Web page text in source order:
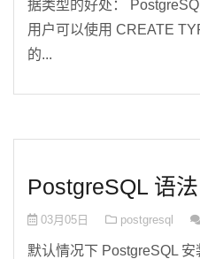
据类型的好处：
用户可以使用 CREATE
的...
PostgreSQL 语法
03月05日 postgresql
默认情况下 PostgreSQL